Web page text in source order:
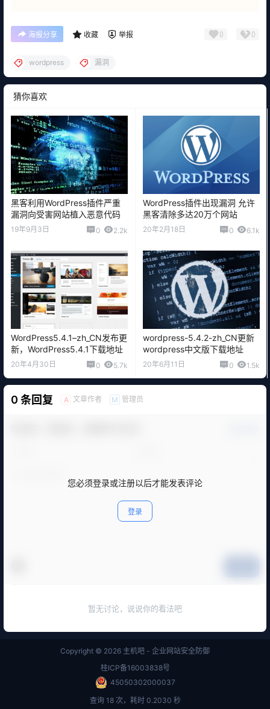
海报分享 收藏 举报 0 0
wordpress 漏洞
猜你喜欢
黑客利用WordPress插件严重
漏洞向受害网站植入恶意代码
19年9月3日 0 2.2k
WordPress插件出现漏洞 允许
黑客清除多达20万个网站
20年2月18日 0 6.1k
WordPress5.4.1–zh_CN发布更
新，WordPress5.4.1下载地址
20年4月30日 0 5.7k
wordpress-5.4.2-zh_CN更新
wordpress中文版下载地址
20年6月11日 0 1.5k
0 条回复 A 文章作者 M 管理员
您必须登录或注册以后才能发表评论
登录
暂无讨论，说说你的看法吧
Copyright © 2026 主机吧 - 企业网站安全防御
桂ICP备16003838号
45050302000037
查询 18 次，耗时 0.2030 秒